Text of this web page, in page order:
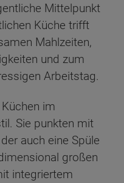
Mittelpunkt
Küche trifft
Mahlzeiten,
und zum
Arbeitstag.
im
Sie punkten mit
auch eine Spüle
großen
integriertem